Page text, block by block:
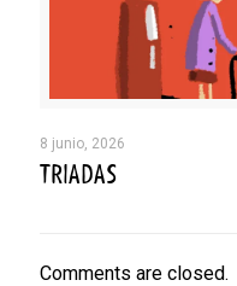
8 junio, 2026
TRIADAS
Comments are closed.